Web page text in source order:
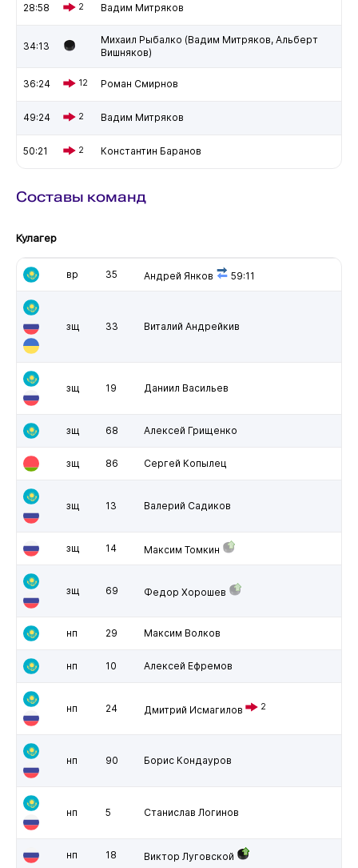
28:58 2 Вадим Митряков
34:13
Михаил Рыбалко (Вадим Митряков, Альберт
Вишняков)
36:24 12 Роман Смирнов
49:24 2 Вадим Митряков
50:21 2 Константин Баранов
Составы команд
Кулагер
вр 35 Андрей Янков 59:11
зщ 33 Виталий Андрейкив
зщ 19 Даниил Васильев
зщ 68 Алексей Грищенко
зщ 86 Сергей Копылец
зщ 13 Валерий Садиков
зщ 14 Максим Томкин
зщ 69 Федор Хорошев
нп 29 Максим Волков
нп 10 Алексей Ефремов
нп 24 Дмитрий Исмагилов 2
нп 90 Борис Кондауров
нп 5 Станислав Логинов
нп 18 Виктор Луговской